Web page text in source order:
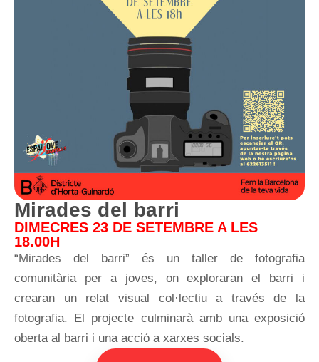
Mirades del barri
DIMECRES 23 DE SETEMBRE A LES
18.00H
“Mirades del barri” és un taller de fotografia
comunitària per a joves, on exploraran el barri i
crearan un relat visual col·lectiu a través de la
fotografia. El projecte culminarà amb una exposició
oberta al barri i una acció a xarxes socials.